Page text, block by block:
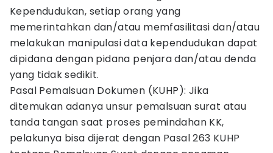
Kependudukan, setiap orang yang
memerintahkan dan/atau memfasilitasi dan/atau
melakukan manipulasi data kependudukan dapat
dipidana dengan pidana penjara dan/atau denda
yang tidak sedikit.
Pasal Pemalsuan Dokumen (KUHP): Jika
ditemukan adanya unsur pemalsuan surat atau
tanda tangan saat proses pemindahan KK,
pelakunya bisa dijerat dengan Pasal 263 KUHP